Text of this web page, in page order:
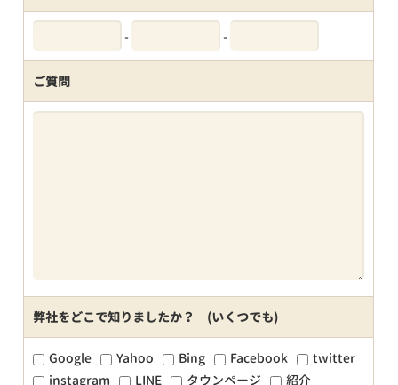
- -
ご質問
弊社をどこで知りましたか？ (いくつでも)
Google Yahoo Bing Facebook
twitter
instagram
LINE タウンページ
紹介